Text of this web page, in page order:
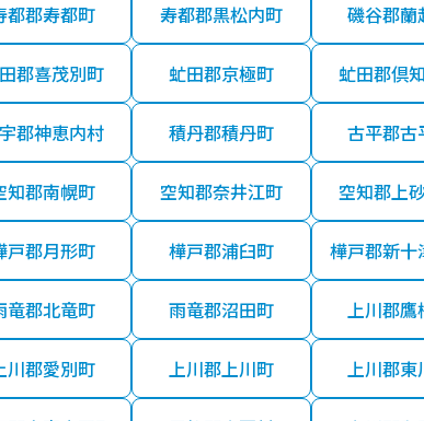
都郡寿都町 寿都郡黒松内町 磯谷郡蘭
郡喜茂別町 虻田郡京極町 虻田郡倶
郡神恵内村 積丹郡積丹町 古平郡古
知郡南幌町 空知郡奈井江町 空知郡上
戸郡月形町 樺戸郡浦臼町 樺戸郡新十
竜郡北竜町 雨竜郡沼田町 上川郡鷹
川郡愛別町 上川郡上川町 上川郡東